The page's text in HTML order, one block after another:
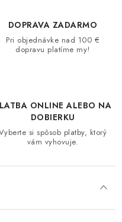
DOPRAVA ZADARMO
Pri objednávke nad 100 €
dopravu platíme my!
ONLINE ALEBO NA
DOBIERKU
si spôsob platby, ktorý
vám vyhovuje.